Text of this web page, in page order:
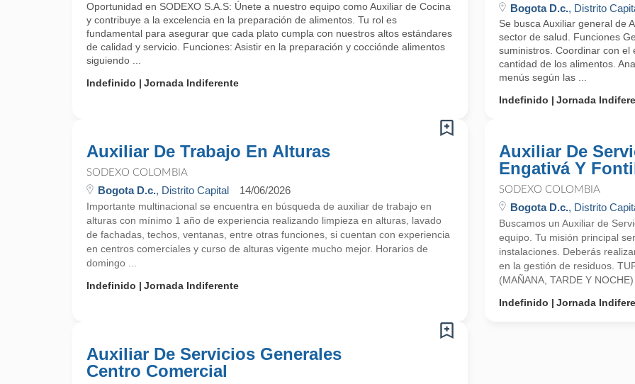
Oportunidad en SODEXO S.A.S: Únete a nuestro equipo como Auxiliar de Cocina
y contribuye a la excelencia en la preparación de alimentos. Tu rol es
fundamental para asegurar que cada plato cumpla con nuestros altos estándares
de calidad y servicio. Funciones: Asistir en la preparación y cocciónde alimentos
siguiendo ...
Indefinido
Jornada Indiferente
Bogota D.c., Distrito
Se busca Auxiliar general de
sector de salud. Funciones
suministros. Coordinar con
cantidad de los alimentos.
menús según las ...
Indefinido
Jornada
Auxiliar De Trabajo En Alturas
SODEXO COLOMBIA
Bogota D.c., Distrito Capital 14/06/2026
Importante multinacional se encuentra en búsqueda de auxiliar de trabajo en
alturas con mínimo 1 año de experiencia realizando limpieza en alturas, lavado
de fachadas, techos, ventanas, entre otras funciones, si cuentan con experiencia
en centros comerciales y curso de alturas vigente mucho mejor. Horarios de
domingo ...
Indefinido
Jornada Indiferente
Auxiliar De
Engativá Y
SODEXO COLOMBIA
Bogota D.c., Distrito
Buscamos un Auxiliar de
equipo. Tu misión principal
instalaciones. Deberás
en la gestión de residuos.
(MAÑANA, TARDE Y NOCHE)
Indefinido
Jornada
Auxiliar De Servicios Generales
Centro Comercial